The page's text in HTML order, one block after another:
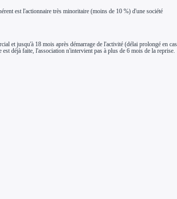
est l'actionnaire très minoritaire (moins de 10 %) d'une société
et jusqu'à 18 mois après démarrage de l'activité (délai prolongé en cas
déjà faite, l'association n'intervient pas à plus de 6 mois de la reprise.